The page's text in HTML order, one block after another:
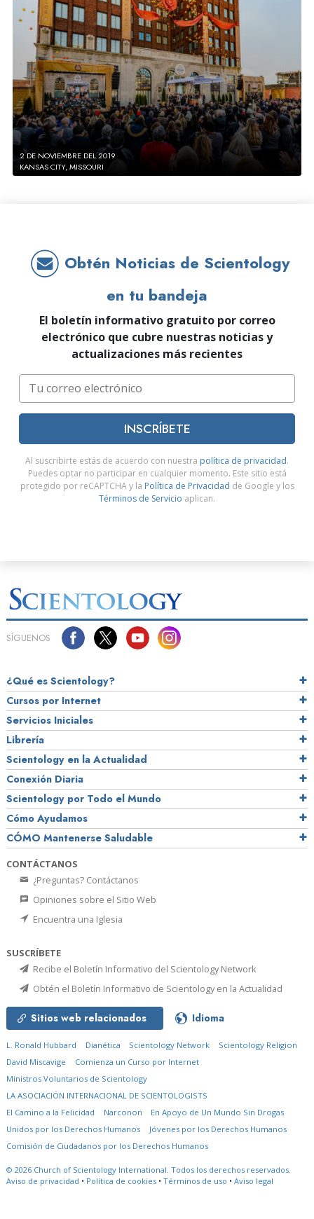
2 DE NOVIEMBRE DEL 2019
KANSAS CITY, MISSOURI
Obtén Noticias de Scientology
en tu bandeja
El boletín informativo gratuito por correo
electrónico que cubre nuestras noticias y
actualizaciones más recientes
INSCRÍBETE
Al suscribirte estás de acuerdo con nuestra política de privacidad.
Puedes optar no participar en cualquier momento. Este sitio está
protegido por reCAPTCHA y la Política de Privacidad de Google y los
Términos de Servicio aplican.
SÍGUENOS
¿Qué es Scientology?
Cursos por Internet
Servicios Iniciales
Librería
Scientology en la Actualidad
Conexión Diaria
Scientology por Todo el Mundo
Cómo Ayudamos
CÓMO Mantenerse Saludable
CONTÁCTANOS
¿Preguntas? Contáctanos
Opiniones sobre el Sitio Web
Encuentra una Iglesia
SUSCRÍBETE
Recibe el Boletín Informativo del Scientology Network
Obtén el Boletín Informativo de Scientology en la Actualidad
Sitios web relacionados Idioma
L. Ronald Hubbard Dianética Scientology Network
Scientology Religion
David Miscavige
Comienza un Curso por Internet
Ministros Voluntarios de Scientology
LA ASOCIACIÓN INTERNACIONAL DE SCIENTOLOGISTS
El Camino a la Felicidad
Narconon
En Apoyo de Un Mundo Sin Drogas
Unidos por los Derechos Humanos
Jóvenes por los Derechos Humanos
Comisión de Ciudadanos por los Derechos Humanos
© 2026 Church of Scientology International. Todos los derechos reservados.
Aviso de privacidad • Política de cookies • Términos de uso • Aviso legal